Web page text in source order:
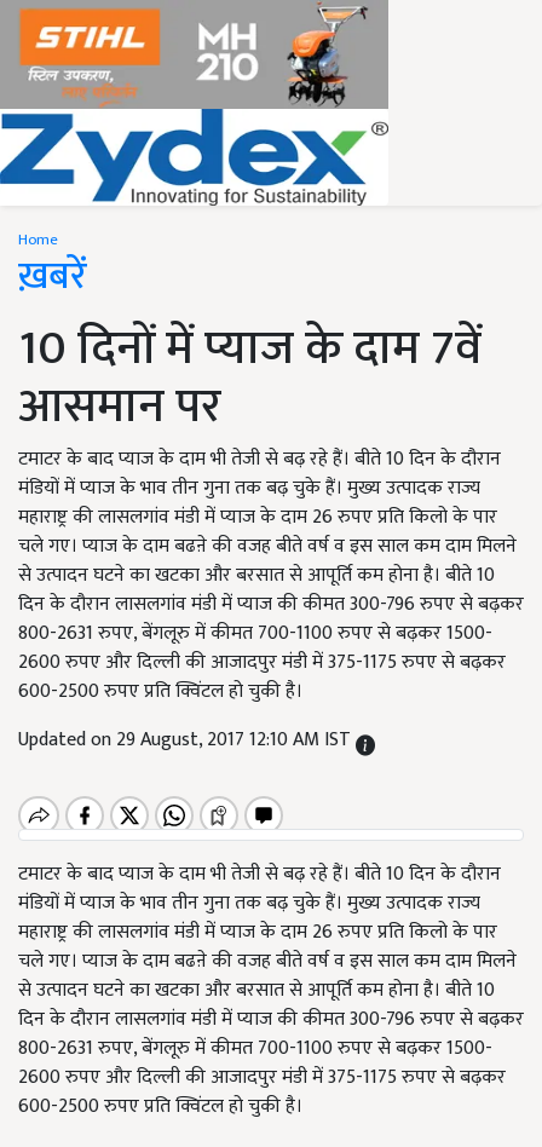
Home
ख़बरें
10 दिनों में प्याज के दाम 7वें
आसमान पर
टमाटर के बाद प्याज के दाम भी तेजी से बढ़ रहे हैं। बीते 10 दिन के दौरान
मंडियों में प्याज के भाव तीन गुना तक बढ़ चुके हैं। मुख्य उत्पादक राज्य
महाराष्ट्र की लासलगांव मंडी में प्याज के दाम 26 रुपए प्रति किलो के पार
चले गए। प्याज के दाम बढऩे की वजह बीते वर्ष व इस साल कम दाम मिलने
से उत्पादन घटने का खटका और बरसात से आपूर्ति कम होना है। बीते 10
दिन के दौरान लासलगांव मंडी में प्याज की कीमत 300-796 रुपए से बढ़कर
800-2631 रुपए, बेंगलूरु में कीमत 700-1100 रुपए से बढ़कर 1500-
2600 रुपए और दिल्ली की आजादपुर मंडी में 375-1175 रुपए से बढ़कर
600-2500 रुपए प्रति क्विंटल हो चुकी है।
Updated on 29 August, 2017 12:10 AM IST
टमाटर के बाद प्याज के दाम भी तेजी से बढ़ रहे हैं। बीते 10 दिन के दौरान
मंडियों में प्याज के भाव तीन गुना तक बढ़ चुके हैं। मुख्य उत्पादक राज्य
महाराष्ट्र की लासलगांव मंडी में प्याज के दाम 26 रुपए प्रति किलो के पार
चले गए। प्याज के दाम बढऩे की वजह बीते वर्ष व इस साल कम दाम मिलने
से उत्पादन घटने का खटका और बरसात से आपूर्ति कम होना है। बीते 10
दिन के दौरान लासलगांव मंडी में प्याज की कीमत 300-796 रुपए से बढ़कर
800-2631 रुपए, बेंगलूरु में कीमत 700-1100 रुपए से बढ़कर 1500-
2600 रुपए और दिल्ली की आजादपुर मंडी में 375-1175 रुपए से बढ़कर
600-2500 रुपए प्रति क्विंटल हो चुकी है।